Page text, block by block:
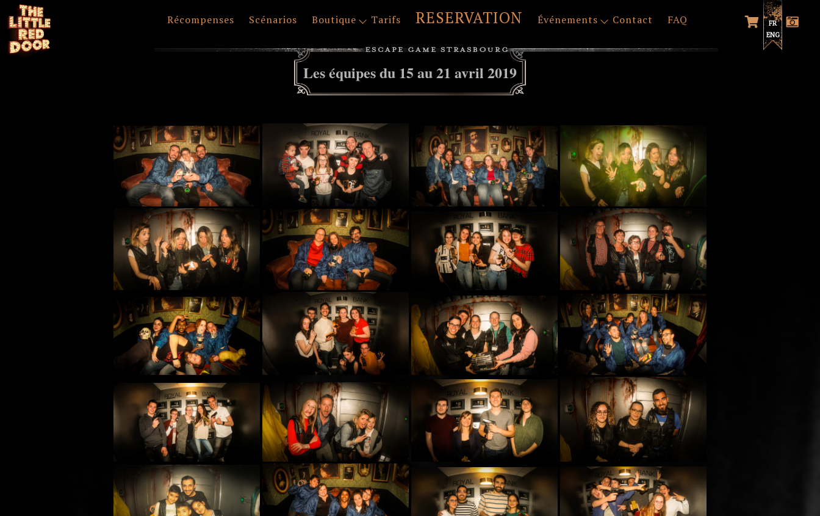
Récompenses Scénarios Boutique Tarifs RESERVATION Événements Contact FAQ
FR
ENG
Les équipes du 15 au 21 avril 2019